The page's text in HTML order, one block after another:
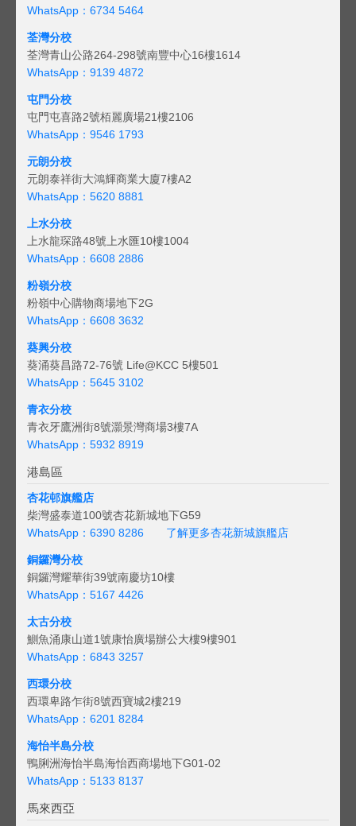
WhatsApp：6734 5464
荃灣分校
荃灣青山公路264-298號南豐中心16樓1614
WhatsApp：9139 4872
屯門分校
屯門屯喜路2號栢麗廣場21樓2106
WhatsApp：9546 1793
元朗分校
元朗泰祥街大鴻輝商業大廈7樓A2
WhatsApp：5620 8881
上水分校
上水龍琛路48號上水匯10樓1004
WhatsApp：6608 2886
粉嶺分校
粉嶺中心購物商場地下2G
WhatsApp：6608 3632
葵興分校
葵涌葵昌路72-76號 Life@KCC 5樓501
WhatsApp：5645 3102
青衣分校
青衣牙鷹洲街8號灝景灣商場3樓7A
WhatsApp：5932 8919
港島區
杏花邨旗艦店
柴灣盛泰道100號杏花新城地下G59
WhatsApp：6390 8286
了解更多杏花新城旗艦店
銅鑼灣分校
銅鑼灣耀華街39號南慶坊10樓
WhatsApp：5167 4426
太古分校
鰂魚涌康山道1號康怡廣場辦公大樓9樓901
WhatsApp：6843 3257
西環分校
西環卑路乍街8號西寶城2樓219
WhatsApp：6201 8284
海怡半島分校
鴨脷洲海怡半島海怡西商場地下G01-02
WhatsApp：5133 8137
馬來西亞